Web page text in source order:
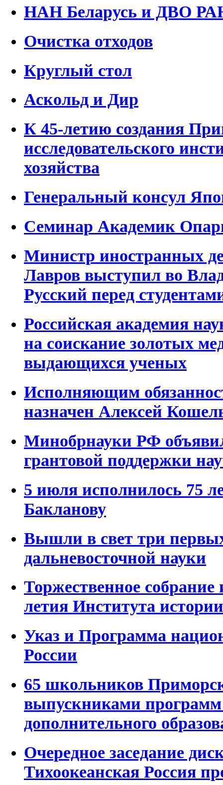
НАН Беларусь и ДВО
Очистка отходов
Круглый стол
Аскольд и Дир
К 45-летию создания
исследовательского
хозяйства
Генеральный консул
Семинар Академик
Министр иностранных
Лавров выступил во
Русский перед
Российская академия
на соискание золотых
выдающихся ученых
Исполняющим
назначен Алексей
Минобрнауки РФ
грантовой поддержки
5 июля исполнилось 75
Бакланову
Вышли в свет три
дальневосточной науки
Торжественное собрание
летия Института истории
Указ и Программа
России
65 школьников
выпускниками
дополнительного
Очередное заседание
Тихоокеанская Россия